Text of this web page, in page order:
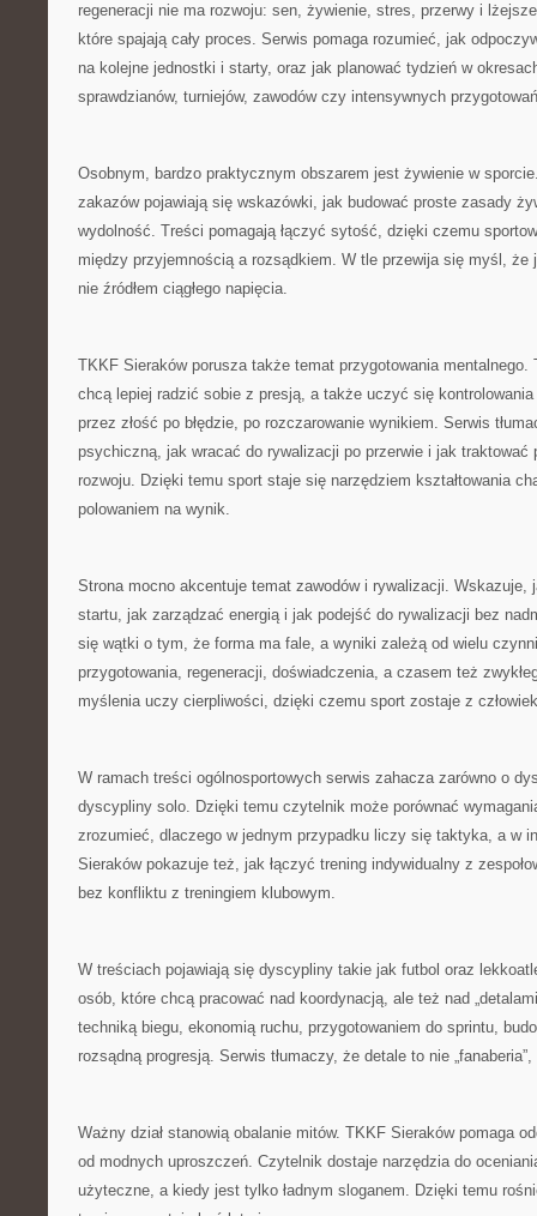
regeneracji nie ma rozwoju: sen, żywienie, stres, przerwy i
które spajają cały proces. Serwis pomaga rozumieć, jak
na kolejne jednostki i starty, oraz jak planować tydzień w
sprawdzianów, turniejów, zawodów czy intensywnych
Osobnym, bardzo praktycznym obszarem jest żywienie w
zakazów pojawiają się wskazówki, jak budować proste zasady
wydolność. Treści pomagają łączyć sytość, dzięki czemu
między przyjemnością a rozsądkiem. W tle przewija się myśl, że
nie źródłem ciągłego napięcia.
TKKF Sieraków porusza także temat przygotowania mentalnego.
chcą lepiej radzić sobie z presją, a także uczyć się
przez złość po błędzie, po rozczarowanie wynikiem. Serwis
psychiczną, jak wracać do rywalizacji po przerwie i jak traktować
rozwoju. Dzięki temu sport staje się narzędziem kształtowania
polowaniem na wynik.
Strona mocno akcentuje temat zawodów i rywalizacji. Wskazuje,
startu, jak zarządzać energią i jak podejść do rywalizacji bez
się wątki o tym, że forma ma fale, a wyniki zależą od wielu
przygotowania, regeneracji, doświadczenia, a czasem też
myślenia uczy cierpliwości, dzięki czemu sport zostaje z
W ramach treści ogólnosportowych serwis zahacza zarówno o
dyscypliny solo. Dzięki temu czytelnik może porównać
zrozumieć, dlaczego w jednym przypadku liczy się taktyka, a w
Sieraków pokazuje też, jak łączyć trening indywidualny z
bez konfliktu z treningiem klubowym.
W treściach pojawiają się dyscypliny takie jak futbol oraz
osób, które chcą pracować nad koordynacją, ale też nad
techniką biegu, ekonomią ruchu, przygotowaniem do sprintu,
rozsądną progresją. Serwis tłumaczy, że detale to nie
Ważny dział stanowią obalanie mitów. TKKF Sieraków pomaga
od modnych uproszczeń. Czytelnik dostaje narzędzia do
użyteczne, a kiedy jest tylko ładnym sloganem. Dzięki temu